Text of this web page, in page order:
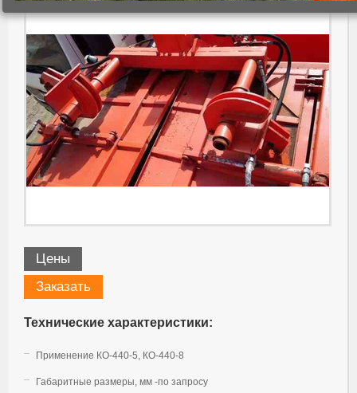
Цены
Заказать
Технические характеристики:
Применение КО-440-5, КО-440-8
Габаритные размеры, мм -по запросу